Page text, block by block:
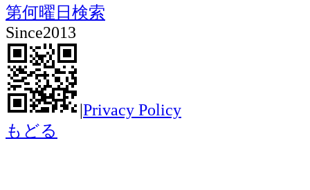
第何曜日検索
Since2013
|Privacy Policy
もどる